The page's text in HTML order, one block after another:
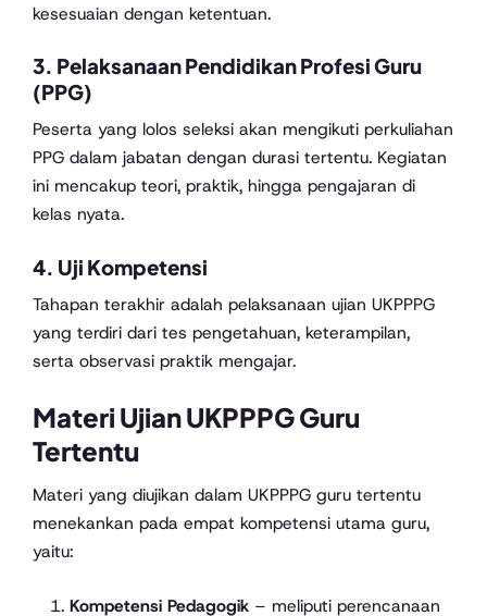
kesesuaian dengan ketentuan.
3. Pelaksanaan Pendidikan Profesi Guru
(PPG)
Peserta yang lolos seleksi akan mengikuti perkuliahan
PPG dalam jabatan dengan durasi tertentu. Kegiatan
ini mencakup teori, praktik, hingga pengajaran di
kelas nyata.
4. Uji Kompetensi
Tahapan terakhir adalah pelaksanaan ujian UKPPPG
yang terdiri dari tes pengetahuan, keterampilan,
serta observasi praktik mengajar.
Materi Ujian UKPPPG Guru
Tertentu
Materi yang diujikan dalam UKPPPG guru tertentu
menekankan pada empat kompetensi utama guru,
yaitu:
Kompetensi Pedagogik– meliputi perencanaan